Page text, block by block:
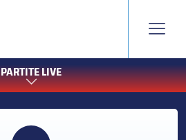
PARTITE LIVE